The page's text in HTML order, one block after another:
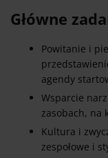
Główne
Powitanie i
agendy
Wsparcie
zasobach, na
Kultura i
zespołowe i